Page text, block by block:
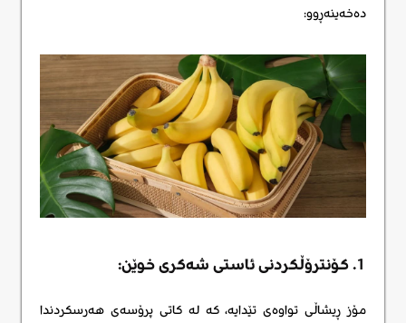
دەخەینەڕوو:
1. کۆنترۆڵکردنی ئاستی شەکری خوێن:
مۆز ڕیشاڵی تواوەی تێدایە، کە لە کاتی پرۆسەی هەرسکردندا